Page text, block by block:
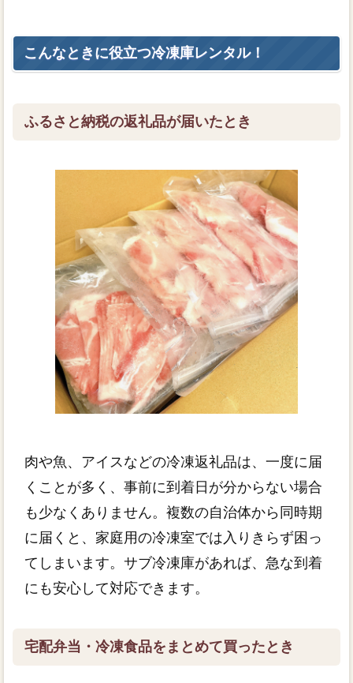
こんなときに役立つ冷凍庫レンタル！
ふるさと納税の返礼品が届いたとき
肉や魚、アイスなどの冷凍返礼品は、一度に届
くことが多く、事前に到着日が分からない場合
も少なくありません。複数の自治体から同時期
に届くと、家庭用の冷凍室では入りきらず困っ
てしまいます。サブ冷凍庫があれば、急な到着
にも安心して対応できます。
宅配弁当・冷凍食品をまとめて買ったとき